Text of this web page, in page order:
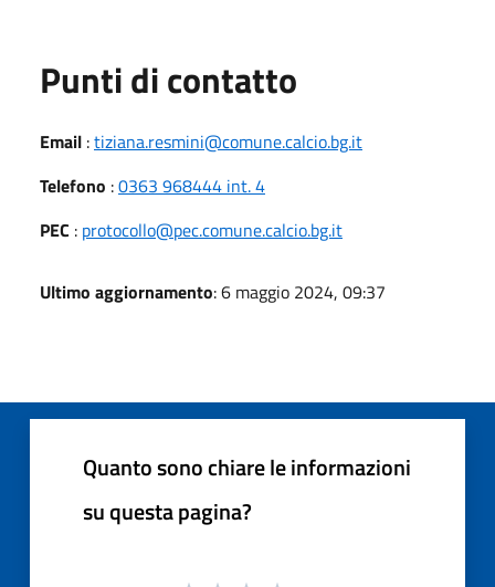
Punti di contatto
Email :tiziana.resmini@comune.calcio.bg.it
Telefono :0363 968444 int. 4
PEC : protocollo@pec.comune.calcio.bg.it
Ultimo aggiornamento: 6 maggio 2024, 09:37
Quanto sono chiare le informazioni
su questa pagina?